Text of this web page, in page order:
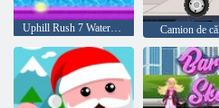
Uphill Rush 7 Waterpark Camion de